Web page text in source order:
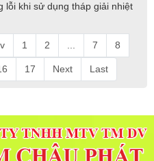
lỗi khi sử dụng tháp giải nhiệt
1 2 7 8
17 Next Last